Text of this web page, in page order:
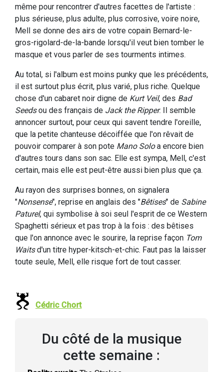
même pour rencontrer d'autres facettes de l'artiste :
plus sérieuse, plus adulte, plus corrosive, voire noire,
Mell se donne des airs de votre copain Bernard-le-
gros-rigolard-de-la-bande lorsqu'il veut bien tomber le
masque et vous parler de ses tourments intimes.
Au total, si l'album est moins punky que les précédents,
il est surtout plus écrit, plus varié, plus riche. Quelque
chose d'un cabaret noir digne de Kurt Veil, des Bad
Seedsou des français de Jack the Ripper. Il semble
annoncer surtout, pour ceux qui savent tendre l'oreille,
que la petite chanteuse décoiffée que l'on rêvait de
pouvoir comparer à son pote Mano Soloa encore bien
d'autres tours dans son sac. Elle est sympa, Mell, c'est
certain, mais elle est peut-être aussi bien plus que ça.
Au rayon des surprises bonnes, on signalera
"Nonsense", reprise en anglais des "Bêtises" de Sabine
Paturel, qui symbolise à soi seul l'esprit de ce Western
Spaghetti sérieux et pas trop à la fois : des bêtises
que l'on annonce avec le sourire, la reprise façon Tom
Waitsd'un titre hyper-kitsch-et-chic. Faut pas la laisser
toute seule, Mell, elle risque fort de tout casser.
Cédric Chort
Du côté de la musique
cette semaine :